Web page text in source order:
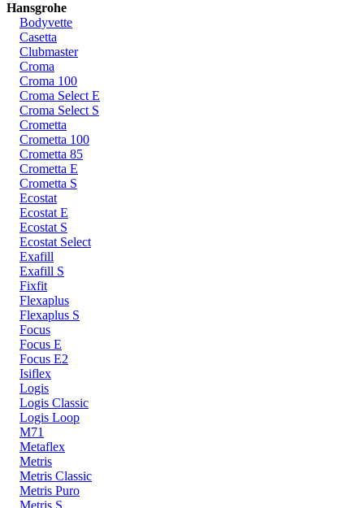
Hansgrohe
Bodyvette
Casetta
Clubmaster
Croma
Croma 100
Croma Select E
Croma Select S
Crometta
Crometta 100
Crometta 85
Crometta E
Crometta S
Ecostat
Ecostat E
Ecostat S
Ecostat Select
Exafill
Exafill S
Fixfit
Flexaplus
Flexaplus S
Focus
Focus E
Focus E2
Isiflex
Logis
Logis Classic
Logis Loop
M71
Metaflex
Metris
Metris Classic
Metris Puro